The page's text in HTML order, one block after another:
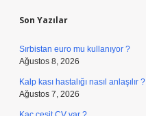
Son Yazılar
Sırbistan euro mu kullanıyor ?
Ağustos 8, 2026
Kalp kası hastalığı nasıl anlaşılır ?
Ağustos 7, 2026